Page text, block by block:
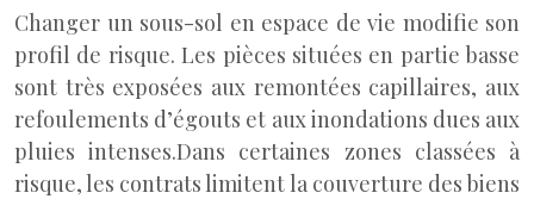
Changer un sous-sol en espace de vie modifie son
profil de risque. Les pièces situées en partie basse
sont très exposées aux remontées capillaires, aux
refoulements d’égouts et aux inondations dues aux
pluies intenses.Dans certaines zones classées à
risque, les contrats limitent la couverture des biens